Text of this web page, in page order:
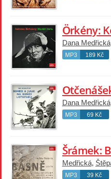
Örkény:
Dana Medřická
MP3 189 Kč
Dana Medřická
MP3 69 Kč
Šrámek:
Medřická,
MP3 39 Kč